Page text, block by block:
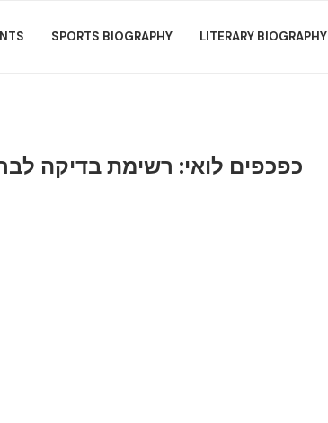
SPORTS BIOGRAPHY LITERARY BIOGRAPHY
כפכפים לואי: רשימת בדיקה